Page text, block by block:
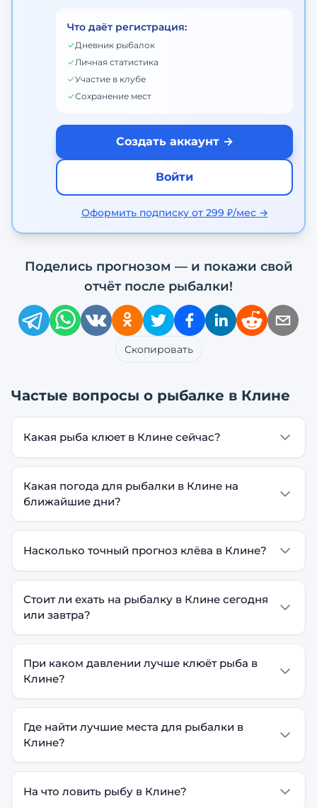
Что даёт регистрация:
✓Дневник рыбалок
✓Личная статистика
✓Участие в клубе
✓Сохранение мест
Создать аккаунт →
Войти
Оформить подписку от 299 ₽/мес →
Поделись прогнозом — и покажи свой
отчёт после рыбалки!
Скопировать
Частые вопросы о рыбалке в Клине
Какая рыба клюет в Клине сейчас?
Какая погода для рыбалки в Клине на
ближайшие дни?
Насколько точный прогноз клёва в Клине?
Стоит ли ехать на рыбалку в Клине сегодня
или завтра?
При каком давлении лучше клюёт рыба в
Клине?
Где найти лучшие места для рыбалки в
Клине?
На что ловить рыбу в Клине?